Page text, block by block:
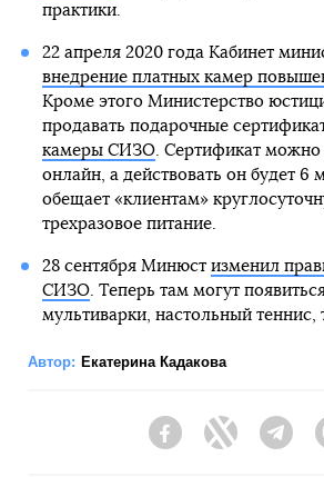
практики.
22 апреля 2020 года Кабинет
внедрение платных камер
Кроме этого Министерство
продавать подарочные
камеры СИЗО. Сертификат можно
онлайн, а действовать он будет 6
обещает «клиентам»
трехразовое питание.
28 сентября Минюст изменил
СИЗО. Теперь там могут
мультиварки, настольный теннис,
Автор: Екатерина Кадакова
FacebookTwitter